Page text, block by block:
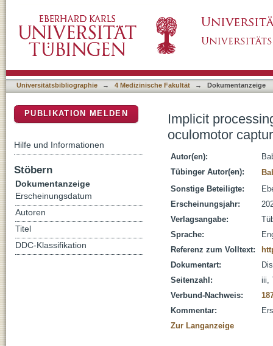
Universitätsbibliographie → 4 Medizinische Fakultät → Dokumentanzeige
Implicit
oculomotor
Autor(en):
Tübinger Autor(en):
Sonstige Beteiligte:
Erscheinungsjahr:
Verlagsangabe:
Sprache:
Referenz zum Volltext:
Dokumentart:
Seitenzahl:
iii,
Verbund-Nachweis:
Kommentar:
Zur Langanzeige
PUBLIKATION MELDEN
Hilfe und Informationen
Stöbern
Dokumentanzeige
Erscheinungsdatum
Autoren
Titel
DDC-Klassifikation